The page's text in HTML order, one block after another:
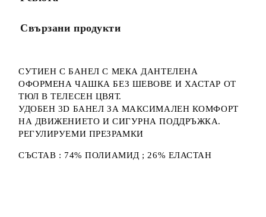
Свързани продукти
СУТИЕН С БАНЕЛ С МЕКА ДАНТЕЛЕНА
ОФОРМЕНА ЧАШКА БЕЗ ШЕВОВЕ И ХАСТАР ОТ
ТЮЛ В ТЕЛЕСЕН ЦВЯТ.
УДОБЕН 3D БАНЕЛ ЗА МАКСИМАЛЕН КОМФОРТ
НА ДВИЖЕНИЕТО И СИГУРНА ПОДДРЪЖКА.
РЕГУЛИРУЕМИ ПРЕЗРАМКИ
СЪСТАВ : 74% ПОЛИАМИД ; 26% ЕЛАСТАН